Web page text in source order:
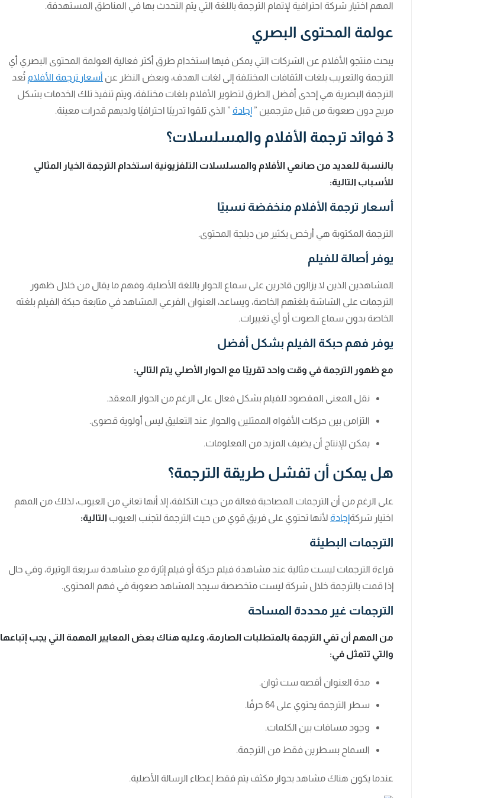
المهم اختيار شركة احترافية لإتمام الترجمة باللغة التي يتم التحدث بها في المناطق المستهدفة.
عولمة المحتوى البصري
يبحث منتجو الأفلام عن الشركات التي يمكن فيها استخدام طرق أكثر فعالية العولمة المحتوى البصري أي
الترجمة والتعريب بلغات الثقافات المختلفة إلى لغات الهدف، وبعض النظر عن أسعار ترجمة الأفلام تُعد
الترجمة البصرية هي إحدى أفضل الطرق لتطوير الأفلام بلغات مختلفة، ويتم تنفيذ تلك الخدمات بشكل
مريح دون صعوبة من قبل مترجمين ” إجادة ” الذي تلقوا تدريبًا احترافيًا ولديهم قدرات معينة.
3 فوائد ترجمة الأفلام والمسلسلات؟
بالنسبة للعديد من صانعي الأفلام والمسلسلات التلفزيونية استخدام الترجمة الخيار المثالي
للأسباب التالية:
أسعار ترجمة الأفلام منخفضة نسبيًا
الترجمة المكتوبة هي أرخص بكثير من دبلجة المحتوى.
يوفر أصالة للفيلم
المشاهدين الذين لا يزالون قادرين على سماع الحوار باللغة الأصلية، وفهم ما يقال من خلال ظهور
الترجمات على الشاشة بلغتهم الخاصة، ويساعد، العنوان الفرعي المشاهد في متابعة حبكة الفيلم بلغته
الخاصة بدون سماع الصوت أو أي تغييرات.
يوفر فهم حبكة الفيلم بشكل أفضل
مع ظهور الترجمة في وقت واحد تقريبًا مع الحوار الأصلي يتم التالي:
نقل المعنى المقصود للفيلم بشكل فعال على الرغم من الحوار المعقد.
التزامن بين حركات الأفواه الممثلين والحوار عند التعليق ليس أولوية قصوى.
يمكن للإنتاج أن يضيف المزيد من المعلومات.
هل يمكن أن تفشل طريقة الترجمة؟
على الرغم من أن الترجمات المصاحبة فعالة من حيث التكلفة، إلا أنها تعاني من العيوب، لذلك من المهم
اختيار شركةإجادة لأنها تحتوي على فريق قوي من حيث الترجمة لتجنب العيوب التالية:
الترجمات البطيئة
قراءة الترجمات ليست مثالية عند مشاهدة فيلم حركة أو فيلم إثارة مع مشاهدة سريعة الوتيرة، وفي حال
إذا قمت بالترجمة خلال شركة ليست متخصصة سيجد المشاهد صعوبة في فهم المحتوى.
الترجمات غير محددة المساحة
من المهم أن تفي الترجمة بالمتطلبات الصارمة، وعليه هناك بعض المعايير المهمة التي يجب إتباعها
والتي تتمثل في:
مدة العنوان أقصه ست ثوان.
سطر الترجمة يحتوي على 64 حرفًا.
وجود مسافات بين الكلمات.
السماح بسطرين فقط من الترجمة.
عندما يكون هناك مشاهد بحوار مكثف يتم فقط إعطاء الرسالة الأصلية.